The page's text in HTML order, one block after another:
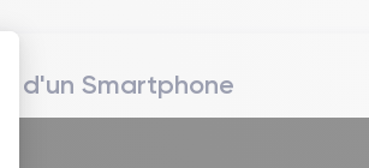
Personnalisez vos Options
d'un Smartphone